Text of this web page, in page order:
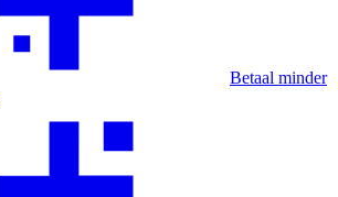
Betaal minder